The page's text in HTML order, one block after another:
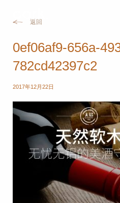
返回
0ef06af9-656a-
782cd42397c2
2017年12月22日